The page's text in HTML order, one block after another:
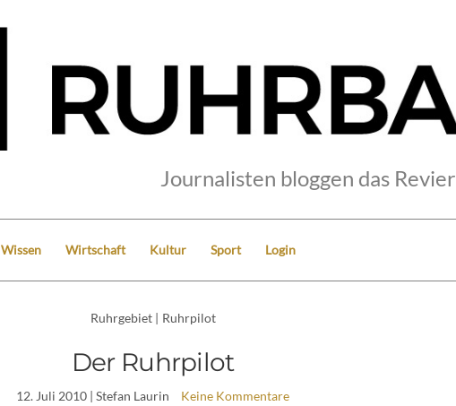
Journalisten bloggen das Revier
Wissen Wirtschaft Kultur Sport Login
Ruhrgebiet | Ruhrpilot
Der Ruhrpilot
12. Juli 2010 | Stefan Laurin Keine Kommentare